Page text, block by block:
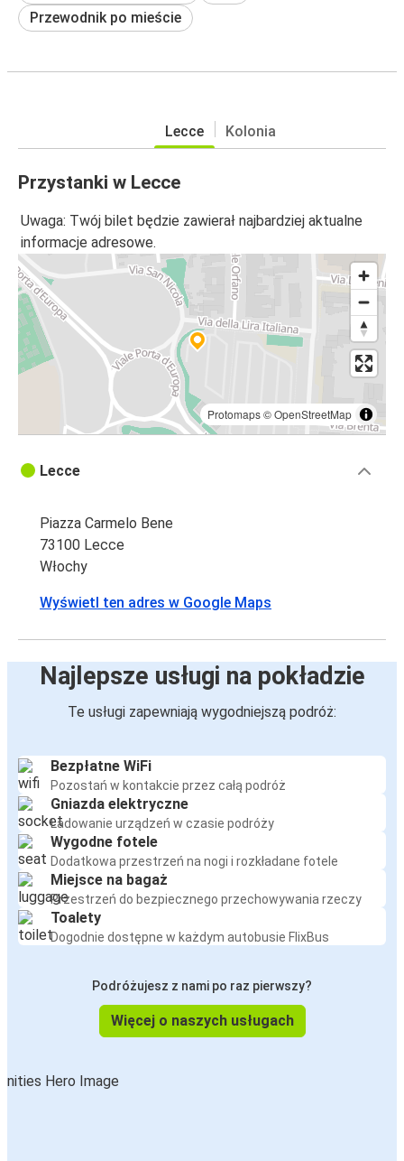
Przewodnik po mieście
Lecce Kolonia
Przystanki w Lecce
Uwaga: Twój bilet będzie zawierał najbardziej aktualne
informacje adresowe.
Protomaps©OpenStreetMap
Lecce
Piazza Carmelo Bene
73100 Lecce
Włochy
Wyświetl ten adres w Google Maps
Najlepsze usługi na pokładzie
Te usługi zapewniają wygodniejszą podróż:
Bezpłatne WiFi
Pozostań w kontakcie przez całą podróż
Gniazda elektryczne
Ładowanie urządzeń w czasie podróży
Wygodne fotele
Dodatkowa przestrzeń na nogi i rozkładane fotele
Miejsce na bagaż
Przestrzeń do bezpiecznego przechowywania rzeczy
Toalety
Dogodnie dostępne w każdym autobusie FlixBus
Podróżujesz z nami po raz pierwszy?
Więcej o naszych usługach